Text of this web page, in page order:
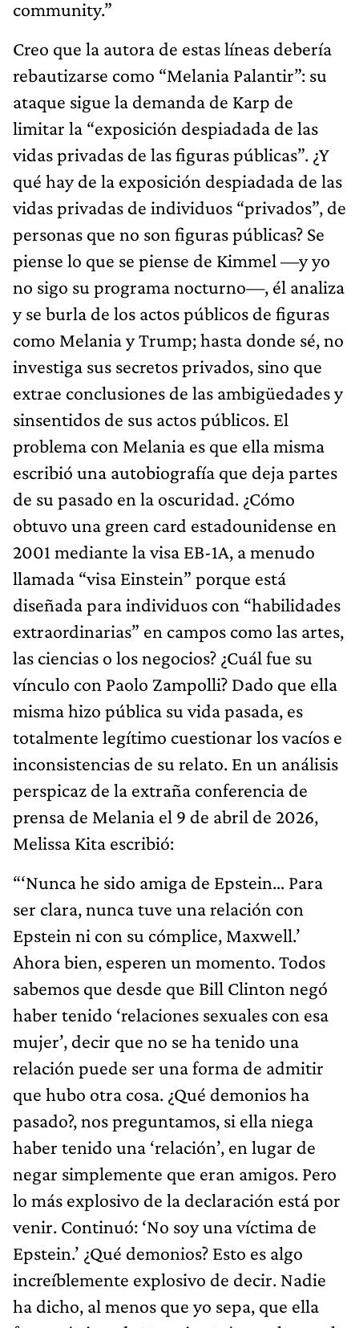
community.”
Creo que la autora de estas líneas debería
rebautizarse como “Melania Palantir”: su
ataque sigue la demanda de Karp de
limitar la “exposición despiadada de las
vidas privadas de las figuras públicas”. ¿Y
qué hay de la exposición despiadada de las
vidas privadas de individuos “privados”, de
personas que no son figuras públicas? Se
piense lo que se piense de Kimmel —y yo
no sigo su programa nocturno—, él analiza
y se burla de los actos públicos de figuras
como Melania y Trump; hasta donde sé, no
investiga sus secretos privados, sino que
extrae conclusiones de las ambigüedades y
sinsentidos de sus actos públicos. El
problema con Melania es que ella misma
escribió una autobiografía que deja partes
de su pasado en la oscuridad. ¿Cómo
obtuvo una green card estadounidense en
2001 mediante la visa EB-1A, a menudo
llamada “visa Einstein” porque está
diseñada para individuos con “habilidades
extraordinarias” en campos como las artes,
las ciencias o los negocios? ¿Cuál fue su
vínculo con Paolo Zampolli? Dado que ella
misma hizo pública su vida pasada, es
totalmente legítimo cuestionar los vacíos e
inconsistencias de su relato. En un análisis
perspicaz de la extraña conferencia de
prensa de Melania el 9 de abril de 2026,
Melissa Kita escribió:
“‘Nunca he sido amiga de Epstein… Para
ser clara, nunca tuve una relación con
Epstein ni con su cómplice, Maxwell.’
Ahora bien, esperen un momento. Todos
sabemos que desde que Bill Clinton negó
haber tenido ‘relaciones sexuales con esa
mujer’, decir que no se ha tenido una
relación puede ser una forma de admitir
que hubo otra cosa. ¿Qué demonios ha
pasado?, nos preguntamos, si ella niega
haber tenido una ‘relación’, en lugar de
negar simplemente que eran amigos. Pero
lo más explosivo de la declaración está por
venir. Continuó: ‘No soy una víctima de
Epstein.’ ¿Qué demonios? Esto es algo
increíblemente explosivo de decir. Nadie
ha dicho, al menos que yo sepa, que ella